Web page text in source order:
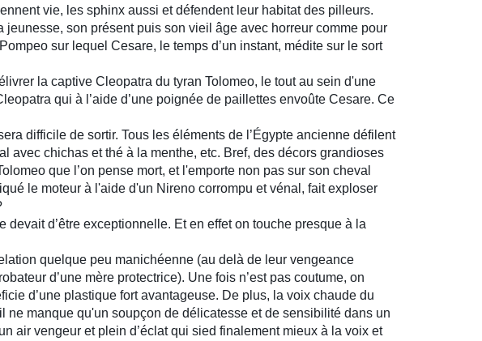
vie, les sphinx aussi et défendent leur habitat des pilleurs.
son présent puis son vieil âge avec horreur comme pour
sur lequel Cesare, le temps d’un instant, médite sur le sort
la captive Cleopatra du tyran Tolomeo, le tout au sein d'une
qui à l’aide d’une poignée de paillettes envoûte Cesare. Ce
difficile de sortir. Tous les éléments de l’Égypte ancienne défilent
avec chichas et thé à la menthe, etc. Bref, des décors grandioses
que l’on pense mort, et l'emporte non pas sur son cheval
le moteur à l'aide d'un Nireno corrompu et vénal, fait exploser
d’être exceptionnelle. Et en effet on touche presque à la
quelque peu manichéenne (au delà de leur vengeance
d’une mère protectrice). Une fois n’est pas coutume, on
d’une plastique fort avantageuse. De plus, la voix chaude du
manque qu'un soupçon de délicatesse et de sensibilité dans un
air vengeur et plein d’éclat qui sied finalement mieux à la voix et